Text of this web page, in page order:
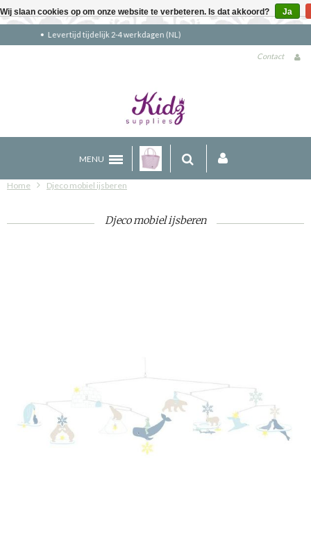
Gratis verzending boven €90 (NL)
Contact
MENU
Home Djeco mobiel ijsberen
Djeco mobiel ijsberen
Wij slaan cookies op om onze website te verbeteren. Is dat akkoord? Ja